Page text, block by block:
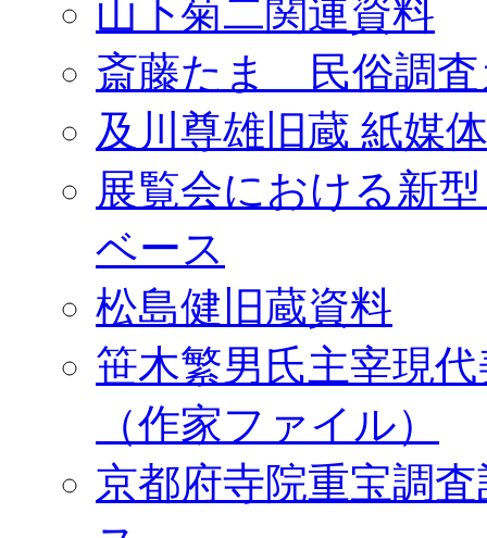
山下菊二関連資料
斎藤たま 民俗調査
及川尊雄旧蔵 紙媒
展覧会における新
ベース
松島健旧蔵資料
笹木繁男氏主宰現
（作家ファイル）
京都府寺院重宝調